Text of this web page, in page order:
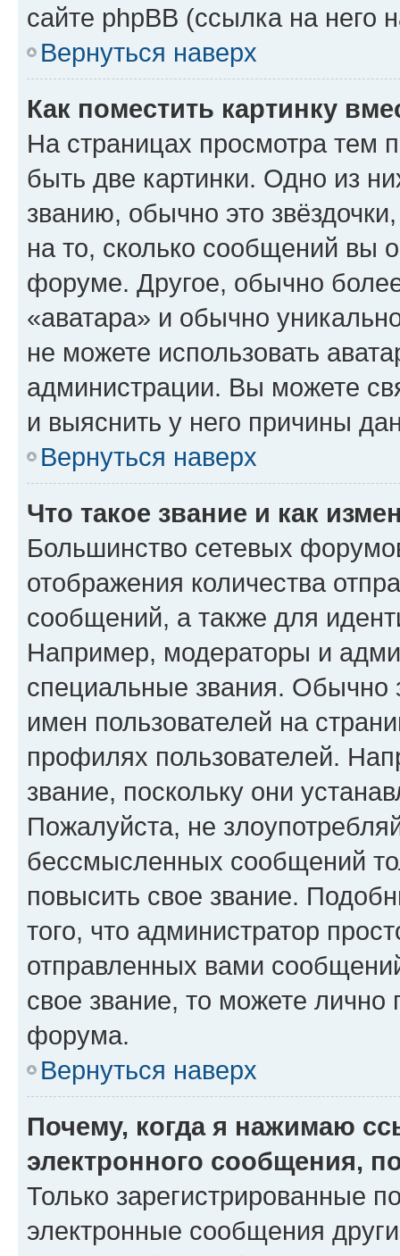
сайте phpBB (ссылка на него
Вернуться наверх
Как поместить картинку
На страницах просмотра тем
быть две картинки. Одно из
званию, обычно это
на то, сколько сообщений вы
форуме. Другое, обычно
«аватара» и обычно
не можете использовать
администрации. Вы можете
и выяснить у него причины
Вернуться наверх
Что такое звание и как
Большинство сетевых
отображения количества
сообщений, а также для
Например, модераторы и
специальные звания. Обычно
имен пользователей на
профилях пользователей.
звание, поскольку они
Пожалуйста, не
бессмысленных сообщений
повысить свое звание.
того, что администратор
отправленных вами
свое звание, то можете лично
форума.
Вернуться наверх
Почему, когда я нажимаю
электронного сообщения,
Только зарегистрированные
электронные сообщения